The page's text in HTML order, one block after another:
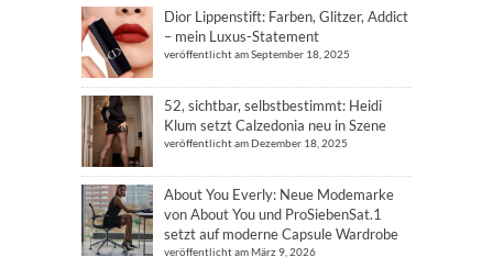
Dior Lippenstift: Farben, Glitzer, Addict
– mein Luxus-Statement
veröffentlicht am September 18, 2025
52, sichtbar, selbstbestimmt: Heidi
Klum setzt Calzedonia neu in Szene
veröffentlicht am Dezember 18, 2025
About You Everly: Neue Modemarke
von About You und ProSiebenSat.1
setzt auf moderne Capsule Wardrobe
veröffentlicht am März 9, 2026